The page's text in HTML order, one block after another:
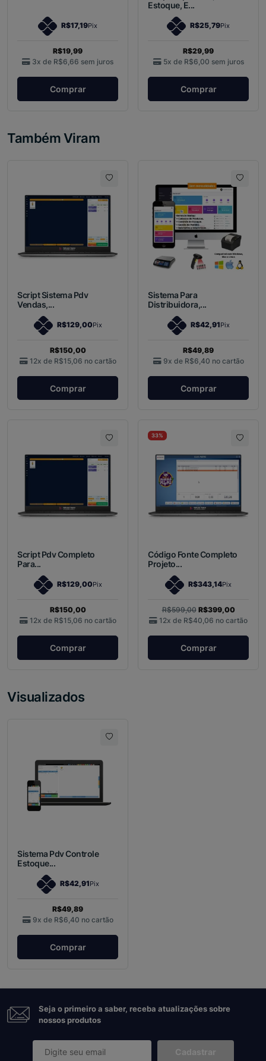
R$17,19Pix
R$19,99
3x de R$6,66 sem juros
Comprar
Estoque, E...
R$25,79Pix
R$29,99
5x de R$6,00 sem juros
Comprar
Também Viram
Script Sistema Pdv
Vendas,...
R$129,00Pix
R$150,00
12x de R$15,06 no cartão
Comprar
Sistema Para
Distribuidora,...
R$42,91Pix
R$49,89
9x de R$6,40 no cartão
Comprar
Script Pdv Completo
Para...
R$129,00Pix
R$150,00
12x de R$15,06 no cartão
Comprar
33%
Código Fonte Completo
Projeto...
R$343,14Pix
R$599,00 R$399,00
12x de R$40,06 no cartão
Comprar
Visualizados
Sistema Pdv Controle
Estoque...
R$42,91Pix
R$49,89
9x de R$6,40 no cartão
Comprar
Seja o primeiro a saber, receba atualizações sobre
nossos produtos
Cadastrar